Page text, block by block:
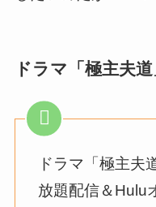
ドラマ「極主夫
ドラマ「極主夫
放題配信＆Hulu